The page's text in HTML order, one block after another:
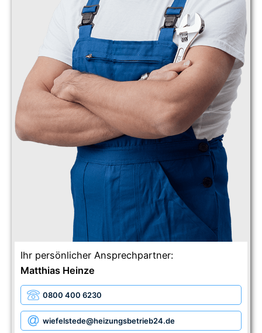
Ihr persönlicher Ansprechpartner:
Matthias Heinze
0800 400 6230
wiefelstede@heizungsbetrieb24.de